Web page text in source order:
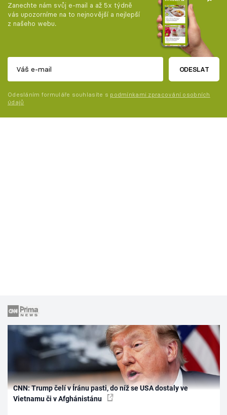
Zanechte nám svůj e-mail a až 5x týdně
vás upozorníme na to nejnovější a nejlepší
z našeho webu.
ODESLAT
Odesláním formuláře souhlasíte s podmínkami zpracování osobních
údajů
CNN: Trump čelí v Íránu pasti, do níž se USA dostaly ve
Vietnamu či v Afghánistánu